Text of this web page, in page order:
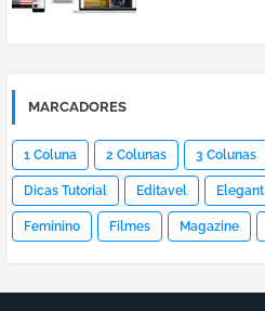
MARCADORES
1 Coluna 2 Colunas 3 Colunas
Dicas Tutorial Editavel Elegant
Feminino Filmes Magazine